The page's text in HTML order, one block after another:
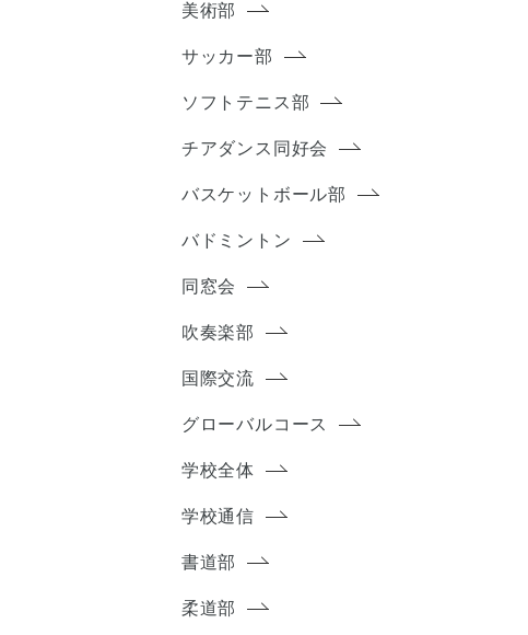
美術部
サッカー部
ソフトテニス部
チアダンス同好会
バスケットボール部
バドミントン
同窓会
吹奏楽部
国際交流
グローバルコース
学校全体
学校通信
書道部
柔道部